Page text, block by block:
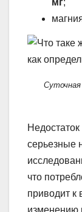
мг;
Суточная
серьезные
что
приводит
изменению